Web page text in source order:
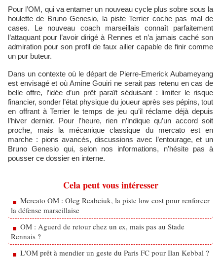
Pour l’OM, qui va entamer un nouveau cycle plus sobre sous la
houlette de Bruno Genesio, la piste Terrier coche pas mal de
cases. Le nouveau coach marseillais connaît parfaitement
l’attaquant pour l’avoir dirigé à Rennes et n’a jamais caché son
admiration pour son profil de faux ailier capable de finir comme
un pur buteur.
Dans un contexte où le départ de Pierre-Emerick Aubameyang
est envisagé et où Amine Gouiri ne serait pas retenu en cas de
belle offre, l’idée d’un prêt paraît séduisant : limiter le risque
financier, sonder l’état physique du joueur après ses pépins, tout
en offrant à Terrier le temps de jeu qu’il réclame déjà depuis
l’hiver dernier. Pour l’heure, rien n’indique qu’un accord soit
proche, mais la mécanique classique du mercato est en
marche : pions avancés, discussions avec l’entourage, et un
Bruno Genesio qui, selon nos informations, n’hésite pas à
pousser ce dossier en interne.
Cela peut vous intéresser
Mercato OM : Oleg Reabciuk, la piste low cost pour renforcer
la défense marseillaise
OM : Aguerd de retour chez un ex, mais pas au Stade
Rennais ?
L'OM prêt à mendier un geste du Paris FC pour Ilan Kebbal ?